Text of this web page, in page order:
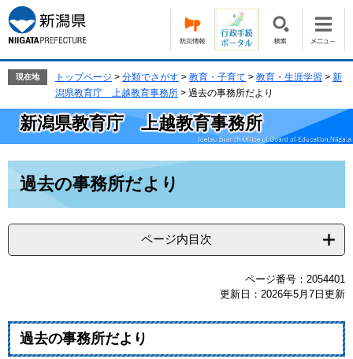
ー
ジ
の
で
す。
ニ
ュ
ー
ば
現在地 トップページ > 分類でさがす > 教育・子育て > 教育・生涯学習 > 新
潟県教育庁 上越教育事務所 > 過去の事務所だより
新潟県教育庁 上越教育事務所
過去の事務所だより
ページ内目次
ページ番号：2054401
更新日：2026年5月7日更新
過去の事務所だより